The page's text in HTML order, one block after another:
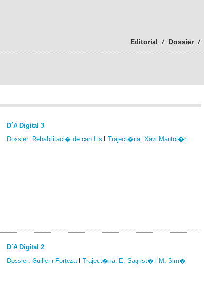
Editorial Dossier
D´A Digital 3
Dossier: Rehabilitaci� de can Lis
Traject�ria: Xavi Mantol�n
D´A Digital 2
Dossier: Guillem FortezaI Traject�ria: E. Sagrist� i M. Sim�